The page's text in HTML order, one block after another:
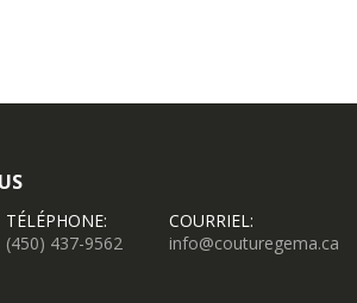
TÉLÉPHONE:
(450) 437-9562
COURRIEL:
info@couturegema.ca